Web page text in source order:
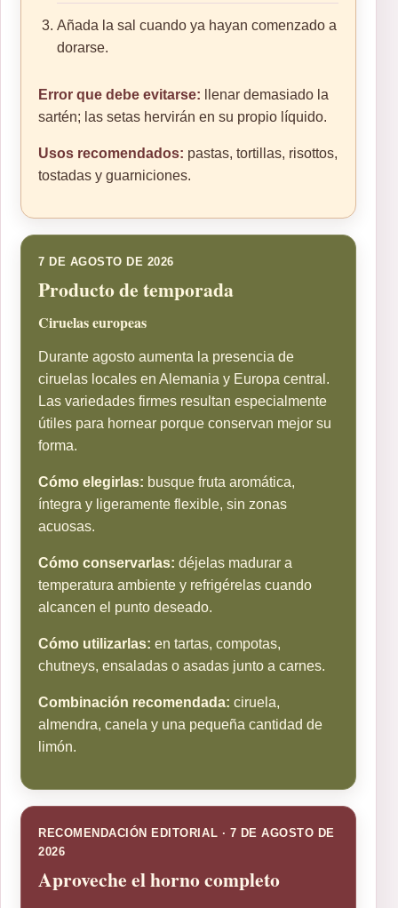
Añada la sal cuando ya hayan comenzado a
dorarse.
Error que debe evitarse: llenar demasiado la
sartén; las setas hervirán en su propio líquido.
Usos recomendados: pastas, tortillas, risottos,
tostadas y guarniciones.
7 DE AGOSTO DE 2026
Producto de temporada
Ciruelas europeas
Durante agosto aumenta la presencia de
ciruelas locales en Alemania y Europa central.
Las variedades firmes resultan especialmente
útiles para hornear porque conservan mejor su
forma.
Cómo elegirlas: busque fruta aromática,
íntegra y ligeramente flexible, sin zonas
acuosas.
Cómo conservarlas: déjelas madurar a
temperatura ambiente y refrigérelas cuando
alcancen el punto deseado.
Cómo utilizarlas: en tartas, compotas,
chutneys, ensaladas o asadas junto a carnes.
Combinación recomendada: ciruela,
almendra, canela y una pequeña cantidad de
limón.
RECOMENDACIÓN EDITORIAL · 7 DE AGOSTO DE
2026
Aproveche el horno completo